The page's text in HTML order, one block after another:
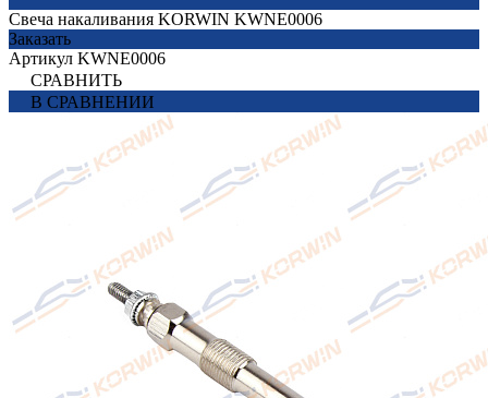
Свеча накаливания KORWIN KWNE0006
Заказать
Артикул KWNE0006
СРАВНИТЬ
В СРАВНЕНИИ